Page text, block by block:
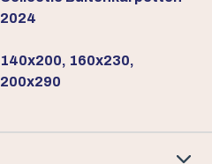
2024
140x200, 160x230,
200x290